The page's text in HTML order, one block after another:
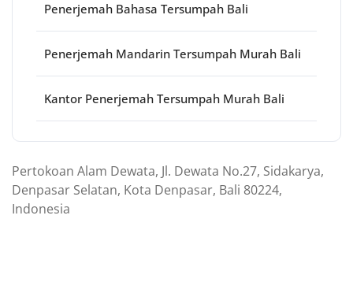
Penerjemah Bahasa Tersumpah Bali
Penerjemah Mandarin Tersumpah Murah Bali
Kantor Penerjemah Tersumpah Murah Bali
Pertokoan Alam Dewata, Jl. Dewata No.27, Sidakarya,
Denpasar Selatan, Kota Denpasar, Bali 80224,
Indonesia